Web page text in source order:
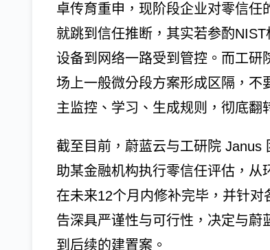
卓传育重申，现阶段企业对零信
就跳到信任推断，其实若参酌
设备到网络一路受到管控。而工研
场上一般微分段方案形成区隔，不
主监控、学习、生成规则，彻底翻
截至目前，蔚蓝云与工研院 Janus
助某金融机构执行零信任评估，从
在未来12个月内修补完毕，并针
告深具严谨性与可行性，决定与
到后续的建置案。